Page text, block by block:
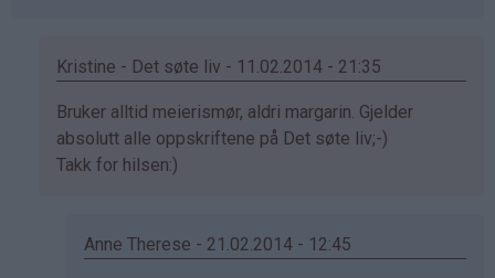
Kristine - Det søte liv - 11.02.2014 - 21:35
Som
svar
på
(ikke
Bruker alltid meierismør, aldri margarin. Gjelder
absolutt alle oppskriftene på Det søte liv;-)
Takk for hilsen:)
Anne Therese - 21.02.2014 - 12:45